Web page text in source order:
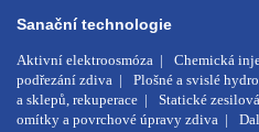
Sanační technologie
Aktivní elektroosmóza Chemická
podřezání zdiva
Plošné a svislé
a sklepů, rekuperace
Statické
omítky a povrchové úpravy zdiva